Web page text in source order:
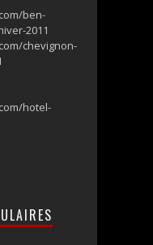
ben-
2011
chevignon-
hotel-